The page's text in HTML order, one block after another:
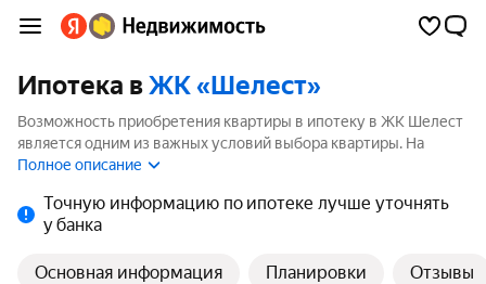
Ипотека вЖК «Шелест»
Возможность приобретения квартиры в ипотеку в ЖК Шелест
является одним из важных условий выбора квартиры. На
странице мы собрали программы кредитования банков для
Полное описание
Точную информацию по ипотеке лучше уточнять
у банка
Основная информация Планировки Отзывы